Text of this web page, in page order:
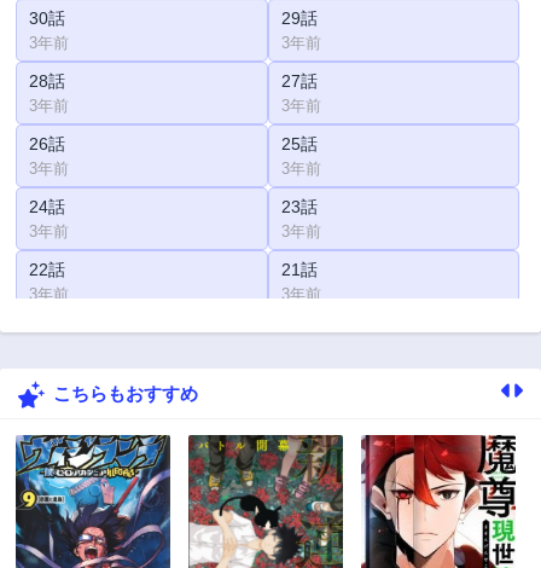
30話
3年前
29話
3年前
28話
3年前
27話
3年前
26話
3年前
25話
3年前
24話
3年前
23話
3年前
22話
3年前
21話
3年前
20話 19話
18話
16話
3年前
15話
3年前
14話
3年前
13話
3年前
こちらもおすすめ